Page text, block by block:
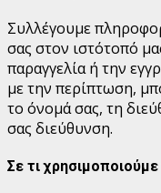
Συλλέγουμε
σας στον ιστότοπό
παραγγελία ή την
με την περίπτωση,
το όνομά σας, τη
σας διεύθυνση.
Σε τι